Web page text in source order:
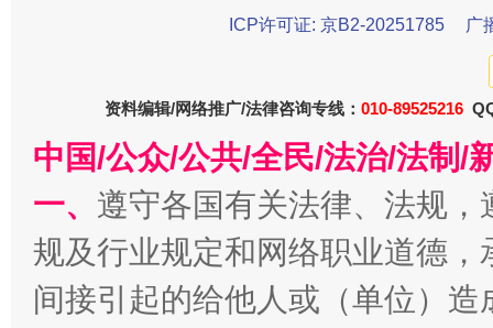
ICP许可证: 京B2-20251785
广
资料编辑/网络推广/法律咨询专线： 010-89525216
中国/公众/公共/全民/法治/法制/
一、 遵守各国有关法律、法规
规及行业规定和网络职业道德
间接引起的给他人或（单位）